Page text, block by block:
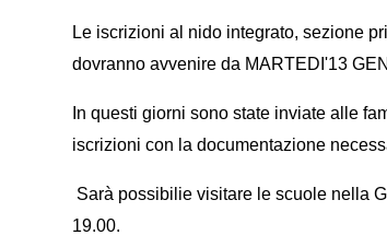
Le iscrizioni al nido integrato, sezione
dovranno avvenire da MARTEDI'13
In questi giorni sono state inviate alle
iscrizioni con la documentazione
Sarà possibilie visitare le scuole nella
19.00.